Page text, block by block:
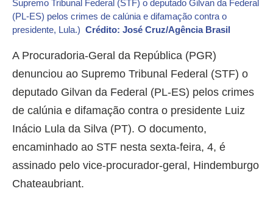
Supremo Tribunal Federal (STF) o deputado Gilvan da Federal
(PL-ES) pelos crimes de calúnia e difamação contra o
presidente, Lula.) Crédito: José Cruz/Agência Brasil
A Procuradoria-Geral da República (PGR)
denunciou ao Supremo Tribunal Federal (STF) o
deputado Gilvan da Federal (PL-ES) pelos crimes
de calúnia e difamação contra o presidente Luiz
Inácio Lula da Silva (PT). O documento,
encaminhado ao STF nesta sexta-feira, 4, é
assinado pelo vice-procurador-geral, Hindemburgo
Chateaubriant.